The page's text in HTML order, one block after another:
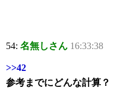
54:名無しさん 16:33:38
>>42
参考までにどんな計算？